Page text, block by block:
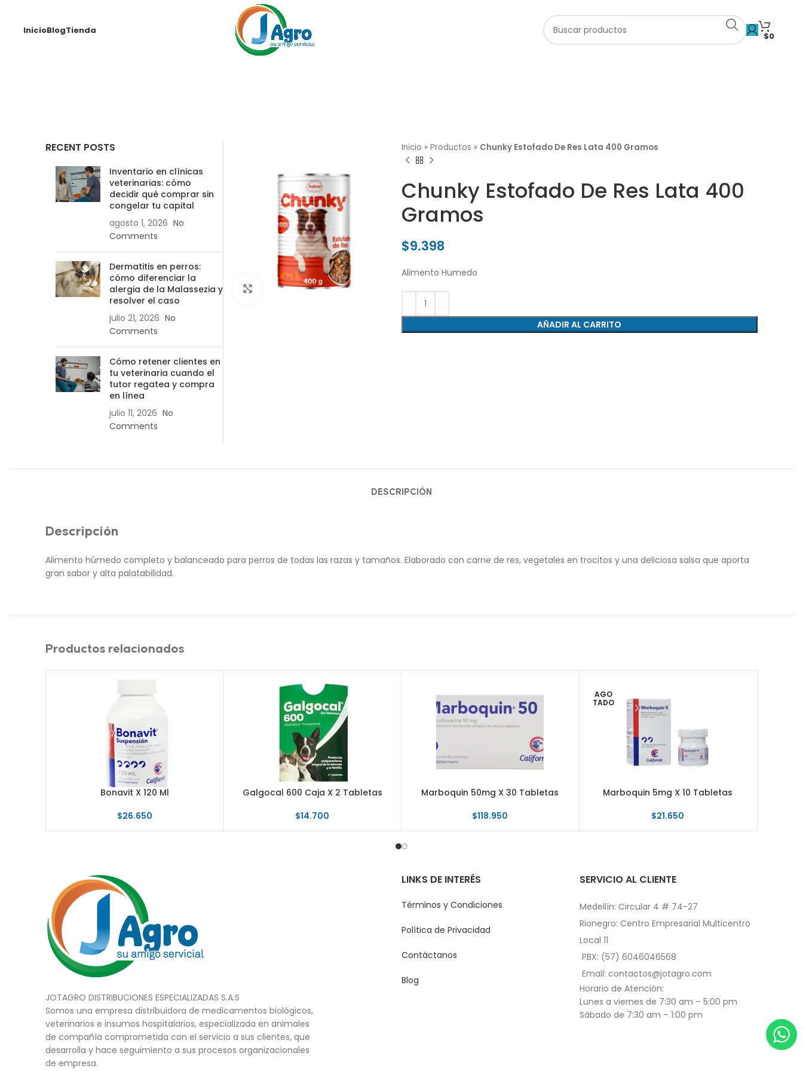
InicioBlogTienda
$0
Click para agrandar
Inicio » Productos » Chunky Estofado De Res Lata 400 Gramos
Chunky Estofado De Res Lata 400
Gramos
$9.398
Alimento Humedo
AÑADIR AL CARRITO
RECENT POSTS
Inventario en clínicas
veterinarias: cómo
decidir qué comprar sin
congelar tu capital
agosto 1, 2026 No
Comments
Dermatitis en perros:
cómo diferenciar la
alergia de la Malassezia y
resolver el caso
julio 21, 2026 No
Comments
Cómo retener clientes en
tu veterinaria cuando el
tutor regatea y compra
en línea
julio 11, 2026 No
Comments
DESCRIPCIÓN
Descripción
Alimento húmedo completo y balanceado para perros de todas las razas y tamaños. Elaborado con carne de res, vegetales en trocitos y una deliciosa salsa que aporta
gran sabor y alta palatabilidad.
Productos relacionados
Bonavit X 120 Ml
$26.650
Galgocal 600 Caja X 2 Tabletas
$14.700
Marboquin 50mg X 30 Tabletas
$118.950
AGO
TADO
Marboquin 5mg X 10 Tabletas
$21.650
JOTAGRO DISTRIBUCIONES ESPECIALIZADAS S.A.S
Somos una empresa distribuidora de medicamentos biológicos,
veterinarios e insumos hospitalarios, especializada en animales
de compañía comprometida con el servicio a sus clientes, que
desarrolla y hace seguimiento a sus procesos organizacionales
de empresa.
LINKS DE INTERÉS
Términos y Condiciones
Política de Privacidad
Contáctanos
Blog
SERVICIO AL CLIENTE
Medellín: Circular 4 # 74-27
Rionegro: Centro Empresarial Multicentro
Local 11
PBX: (57) 6046046568
Email: contactos@jotagro.com
Horario de Atención:
Lunes a viernes de 7:30 am – 5:00 pm
Sábado de 7:30 am – 1:00 pm